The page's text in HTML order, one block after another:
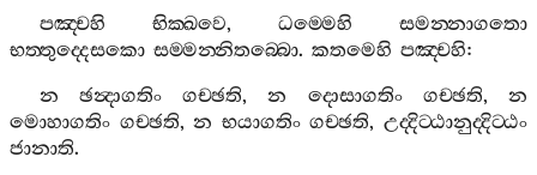
පඤ‍්චහි
භික‍්ඛවෙ, ධම‍්මෙහි
සමන‍්නාගතො
භත‍්තුද‍්දෙසකො සම‍්මන‍්නිතබ‍්බො. කතමෙහි පඤ‍්චහි:
න
ඡන්‍දාගතිං ගච‍්ඡති,න දොසාගතිං ගච‍්ඡති,න
මොහාගතිං ගච‍්ඡති,න භයාගතිං ගච‍්ඡති,උද‍්දිට‍්ඨානුද‍්දිට‍්ඨං
ජානාති.